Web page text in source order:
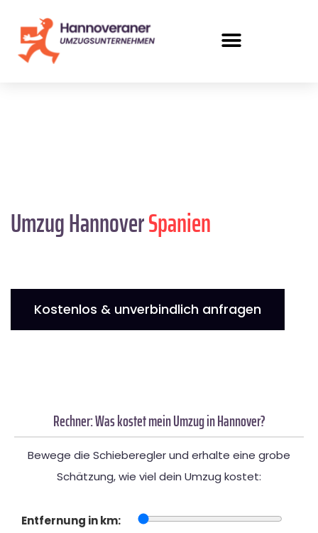
Umzug HannoverSpanien
Kostenlos & unverbindlich anfragen
Rechner: Was kostet mein Umzug in Hannover?
Bewege die Schieberegler und erhalte eine grobe
Schätzung, wie viel dein Umzug kostet:
Entfernung in km: